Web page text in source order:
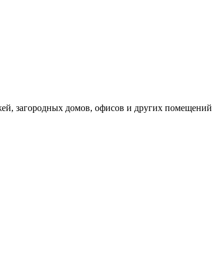
загородных домов, офисов и других помещений